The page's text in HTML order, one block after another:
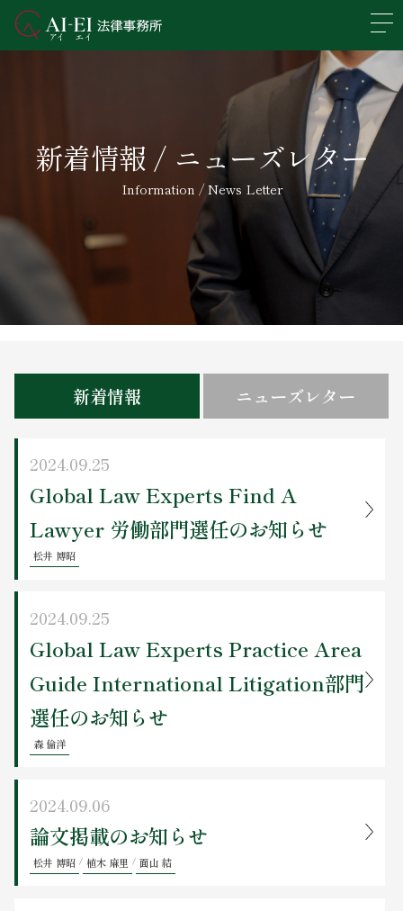
新着情報 / ニューズレター
Information / News Letter
新着情報 ニューズレター
2024.09.25
Global Law Experts Find A
Lawyer 労働部門選任のお知らせ
松井 博昭
2024.09.25
Global Law Experts Practice Area
Guide International Litigation部門
選任のお知らせ
森 倫洋
2024.09.06
論文掲載のお知らせ
松井 博昭 / 植木 麻里 / 面山 結
事務所概要
業務分野
所属弁護士紹介
アクセス
新着情報
お問い合わせ